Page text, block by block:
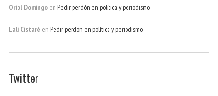
Oriol Domingo en Pedir perdón en política y periodismo
Lali Cistaré en Pedir perdón en política y periodismo
Twitter